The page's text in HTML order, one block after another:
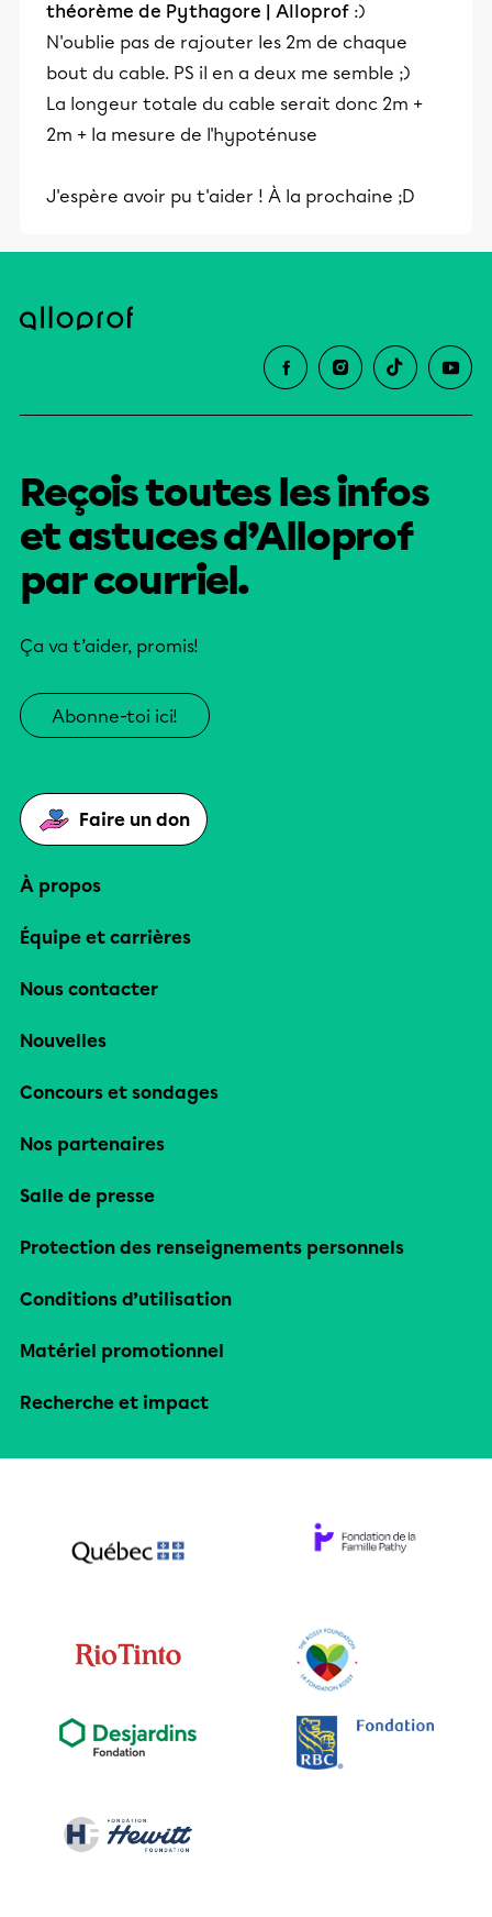
théorème de Pythagore | Alloprof :)
N'oublie pas de rajouter les 2m de chaque
bout du cable. PS il en a deux me semble ;)
La longeur totale du cable serait donc 2m +
2m + la mesure de l'hypoténuse
J'espère avoir pu t'aider ! À la prochaine ;D
Reçois toutes les infos
et astuces d’Alloprof
par courriel.
Ça va t’aider, promis!
Abonne-toi ici!
Faire un don
À propos
Équipe et carrières
Nous contacter
Nouvelles
Concours et sondages
Nos partenaires
Salle de presse
Protection des renseignements personnels
Conditions d’utilisation
Matériel promotionnel
Recherche et impact